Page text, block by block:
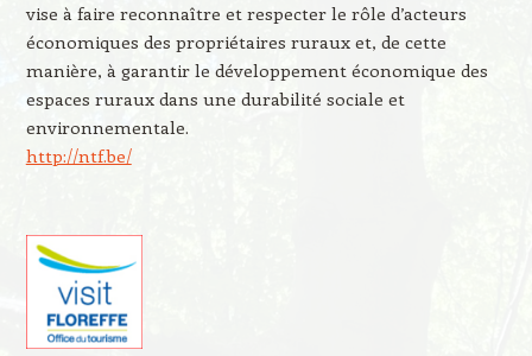
vise à faire reconnaître et respecter le rôle d’acteurs
économiques des propriétaires ruraux et, de cette
manière, à garantir le développement économique des
espaces ruraux dans une durabilité sociale et
environnementale.
http://ntf.be/